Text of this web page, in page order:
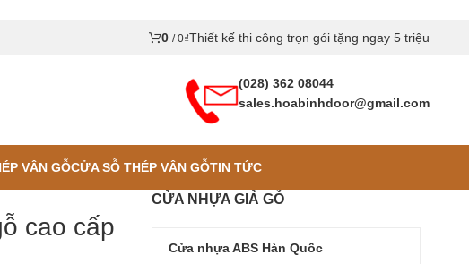
0 / 0₫Thiết kế thi công trọn gói tặng ngay 5 triệu
(028) 362 08044
sales.hoabinhdoor@gmail.com
VÂN GỖCỬA SỖ THÉP VÂN GỖTIN TỨC
cao cấp
CỬA NHỰA GIẢ GỖ
Cửa nhựa ABS Hàn Quốc